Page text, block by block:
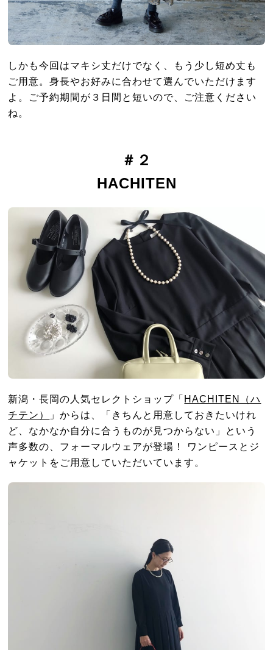
しかも今回はマキシ丈だけでなく、もう少し短め丈も
ご用意。身長やお好みに合わせて選んでいただけます
よ。ご予約期間が３日間と短いので、ご注意ください
ね。
＃２
HACHITEN
新潟・長岡の人気セレクトショップ「HACHITEN（ハ
チテン）
」からは、「きちんと用意しておきたいけれ
ど、なかなか自分に合うものが見つからない」という
声多数の、フォーマルウェアが登場！ ワンピースとジ
ャケットをご用意していただいています。